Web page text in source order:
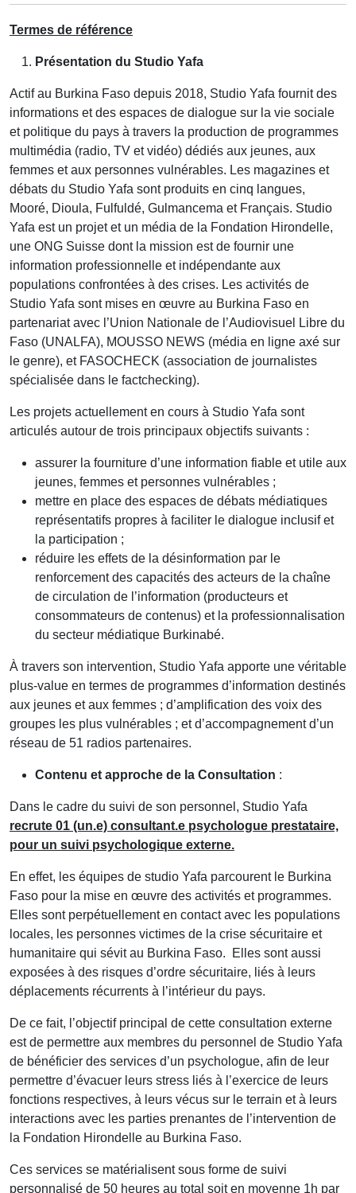
Termes de référence
Présentation du Studio Yafa
Actif au Burkina Faso depuis 2018, Studio Yafa fournit des
informations et des espaces de dialogue sur la vie sociale
et politique du pays à travers la production de programmes
multimédia (radio, TV et vidéo) dédiés aux jeunes, aux
femmes et aux personnes vulnérables. Les magazines et
débats du Studio Yafa sont produits en cinq langues,
Mooré, Dioula, Fulfuldé, Gulmancema et Français. Studio
Yafa est un projet et un média de la Fondation Hirondelle,
une ONG Suisse dont la mission est de fournir une
information professionnelle et indépendante aux
populations confrontées à des crises. Les activités de
Studio Yafa sont mises en œuvre au Burkina Faso en
partenariat avec l’Union Nationale de l’Audiovisuel Libre du
Faso (UNALFA), MOUSSO NEWS (média en ligne axé sur
le genre), et FASOCHECK (association de journalistes
spécialisée dans le factchecking).
Les projets actuellement en cours à Studio Yafa sont
articulés autour de trois principaux objectifs suivants :
assurer la fourniture d’une information fiable et utile aux
jeunes, femmes et personnes vulnérables ;
mettre en place des espaces de débats médiatiques
représentatifs propres à faciliter le dialogue inclusif et
la participation ;
réduire les effets de la désinformation par le
renforcement des capacités des acteurs de la chaîne
de circulation de l’information (producteurs et
consommateurs de contenus) et la professionnalisation
du secteur médiatique Burkinabé.
À travers son intervention, Studio Yafa apporte une véritable
plus-value en termes de programmes d’information destinés
aux jeunes et aux femmes ; d’amplification des voix des
groupes les plus vulnérables ; et d’accompagnement d’un
réseau de 51 radios partenaires.
Contenu et approche de la Consultation :
Dans le cadre du suivi de son personnel, Studio Yafa
recrute 01 (un.e) consultant.e psychologue prestataire,
pour un suivi psychologique externe.
En effet, les équipes de studio Yafa parcourent le Burkina
Faso pour la mise en œuvre des activités et programmes.
Elles sont perpétuellement en contact avec les populations
locales, les personnes victimes de la crise sécuritaire et
humanitaire qui sévit au Burkina Faso. Elles sont aussi
exposées à des risques d’ordre sécuritaire, liés à leurs
déplacements récurrents à l’intérieur du pays.
De ce fait, l’objectif principal de cette consultation externe
est de permettre aux membres du personnel de Studio Yafa
de bénéficier des services d’un psychologue, afin de leur
permettre d’évacuer leurs stress liés à l’exercice de leurs
fonctions respectives, à leurs vécus sur le terrain et à leurs
interactions avec les parties prenantes de l’intervention de
la Fondation Hirondelle au Burkina Faso.
Ces services se matérialisent sous forme de suivi
personnalisé de 50 heures au total soit en moyenne 1h par